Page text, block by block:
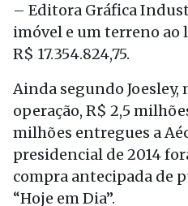
– Editora Gráfica
imóvel e um terreno ao
R$ 17.354.824,75.
Ainda segundo Joesley,
operação, R$ 2,5
milhões entregues a
presidencial de 2014
compra antecipada de
“Hoje em Dia”.